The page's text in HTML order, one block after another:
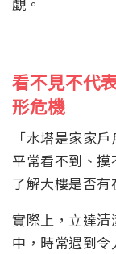
看不見不代
形危機
「水塔是家家
平常看不到、
了解大樓是否有
實際上，立達
中，時常遇到